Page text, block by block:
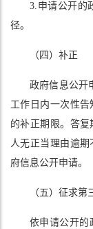
3.申请公开的
径。
（四）补正
政府信息公开
工作日内一次性
的补正期限。答
人无正当理由逾
府信息公开申请。
（五）征求第
依申请公开的